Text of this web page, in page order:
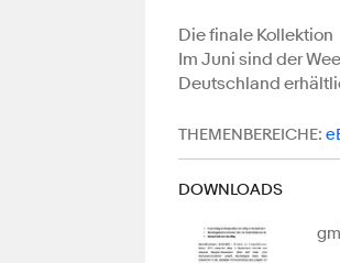
Die finale Kollektion
Im Juni sind der
Deutschland
THEMENBEREICHE:
DOWNLOADS